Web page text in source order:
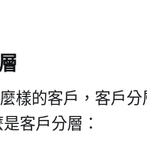
樣的客戶，客戶
客戶分層：